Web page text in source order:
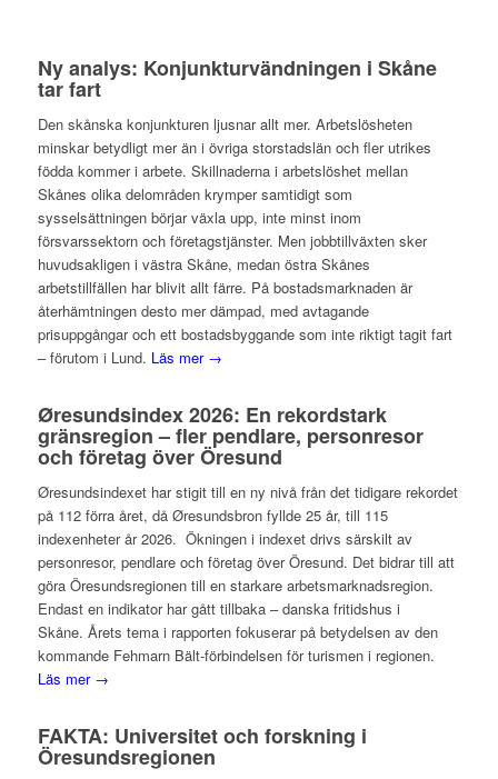
Ny analys: Konjunkturvändningen i Skåne
tar fart
Den skånska konjunkturen ljusnar allt mer. Arbetslösheten
minskar betydligt mer än i övriga storstadslän och fler utrikes
födda kommer i arbete. Skillnaderna i arbetslöshet mellan
Skånes olika delområden krymper samtidigt som
sysselsättningen börjar växla upp, inte minst inom
försvarssektorn och företagstjänster. Men jobbtillväxten sker
huvudsakligen i västra Skåne, medan östra Skånes
arbetstillfällen har blivit allt färre. På bostadsmarknaden är
återhämtningen desto mer dämpad, med avtagande
prisuppgångar och ett bostadsbyggande som inte riktigt tagit fart
– förutom i Lund. Läs mer →
Øresundsindex 2026: En rekordstark
gränsregion – fler pendlare, personresor
och företag över Öresund
Øresundsindexet har stigit till en ny nivå från det tidigare rekordet
på 112 förra året, då Øresundsbron fyllde 25 år, till 115
indexenheter år 2026. Ökningen i indexet drivs särskilt av
personresor, pendlare och företag över Öresund. Det bidrar till att
göra Öresundsregionen till en starkare arbetsmarknadsregion.
Endast en indikator har gått tillbaka – danska fritidshus i
Skåne. Årets tema i rapporten fokuserar på betydelsen av den
kommande Fehmarn Bält-förbindelsen för turismen i regionen.
Läs mer →
FAKTA: Universitet och forskning i
Öresundsregionen